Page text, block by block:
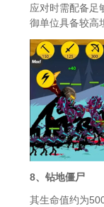
应对时需配备足
御单位具备较高
8、钻地僵尸
其生命值约为